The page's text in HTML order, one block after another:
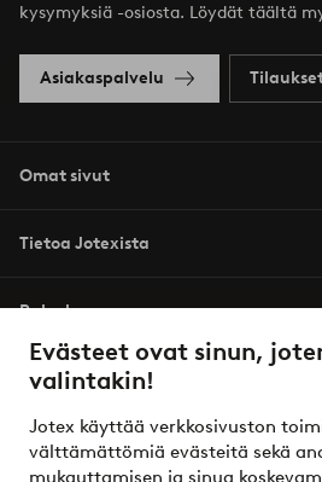
Evästeet ovat sinun,
valintakin!
Jotex käyttää verkkosivuston
välttämättömiä evästeitä sekä
mukauttamisen ja sinua
kysymyksiä -osiosta. Löydät täältä
Asiakaspalvelu
Omat sivut
Tietoa Jotexista
Palvelumme
Ehdot
Ystävät